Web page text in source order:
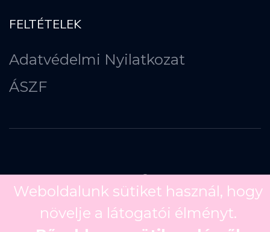
FELTÉTELEK
Adatvédelmi Nyilatkozat
ÁSZF
Copyright ©2026
Weboldalunk sütiket használ, hogy
növelje a látogatói élményt.